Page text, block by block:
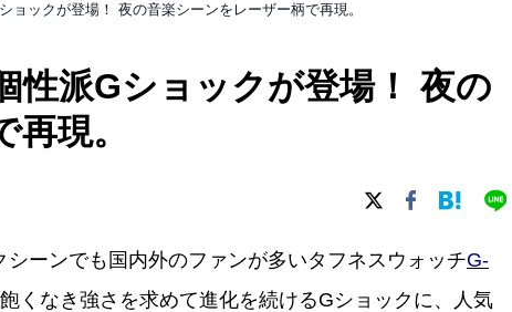
ョックが登場！ 夜の音楽シーンをレーザー柄で再現。
性派Gショックが登場！ 夜の
現。
ーンでも国内外のファンが多いタフネスウォッチG-
くなき強さを求めて進化を続けるGショックに、人気